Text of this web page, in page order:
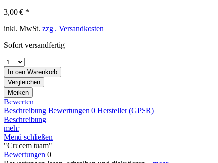
3,00 € *
inkl. MwSt. zzgl. Versandkosten
Sofort versandfertig
In den Warenkorb
Vergleichen
Merken
Bewerten
Beschreibung Bewertungen 0 Hersteller (GPSR)
Beschreibung
mehr
Menü schließen
"Crucem tuam"
Bewertungen 0